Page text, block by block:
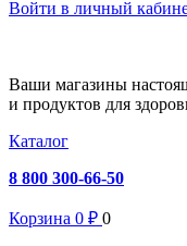
Войти в личный
Ваши магазины
и продуктов для
Каталог
8 800 300-66-50
Корзина 0 ₽ 0